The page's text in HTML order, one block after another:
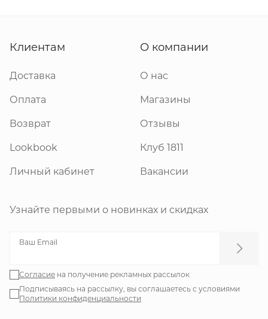
Клиентам
Доставка
Оплата
Возврат
Lookbook
Личный кабинет
О компании
О нас
Магазины
Отзывы
Клуб 1811
Вакансии
Узнайте первыми о новинках и скидках
Ваш Email
Согласие на получение рекламных рассылок
Подписываясь на рассылку, вы соглашаетесь с условиями
Политики конфиденциальности